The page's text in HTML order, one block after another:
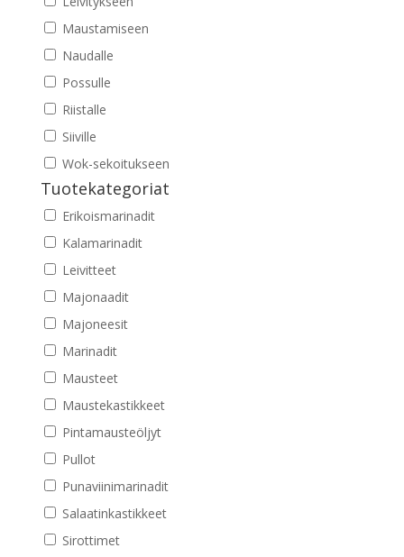
Maustamiseen
Naudalle
Possulle
Riistalle
Siiville
Wok-sekoitukseen
Tuotekategoriat
Erikoismarinadit
Kalamarinadit
Leivitteet
Majonaadit
Majoneesit
Marinadit
Mausteet
Maustekastikkeet
Pintamausteöljyt
Pullot
Punaviinimarinadit
Salaatinkastikkeet
Sirottimet